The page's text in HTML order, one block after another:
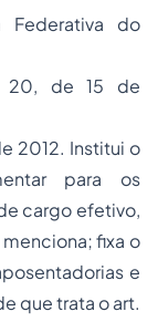
Federativa do
20, de 15 de
2012. Institui o
para os
cargo efetivo,
fixa o
e
que trata o art.